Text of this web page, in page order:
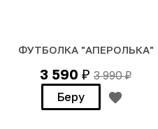
ФУТБОЛКА "АПЕРОЛЬКА"
3 590 ₽ 3 990₽
Беру